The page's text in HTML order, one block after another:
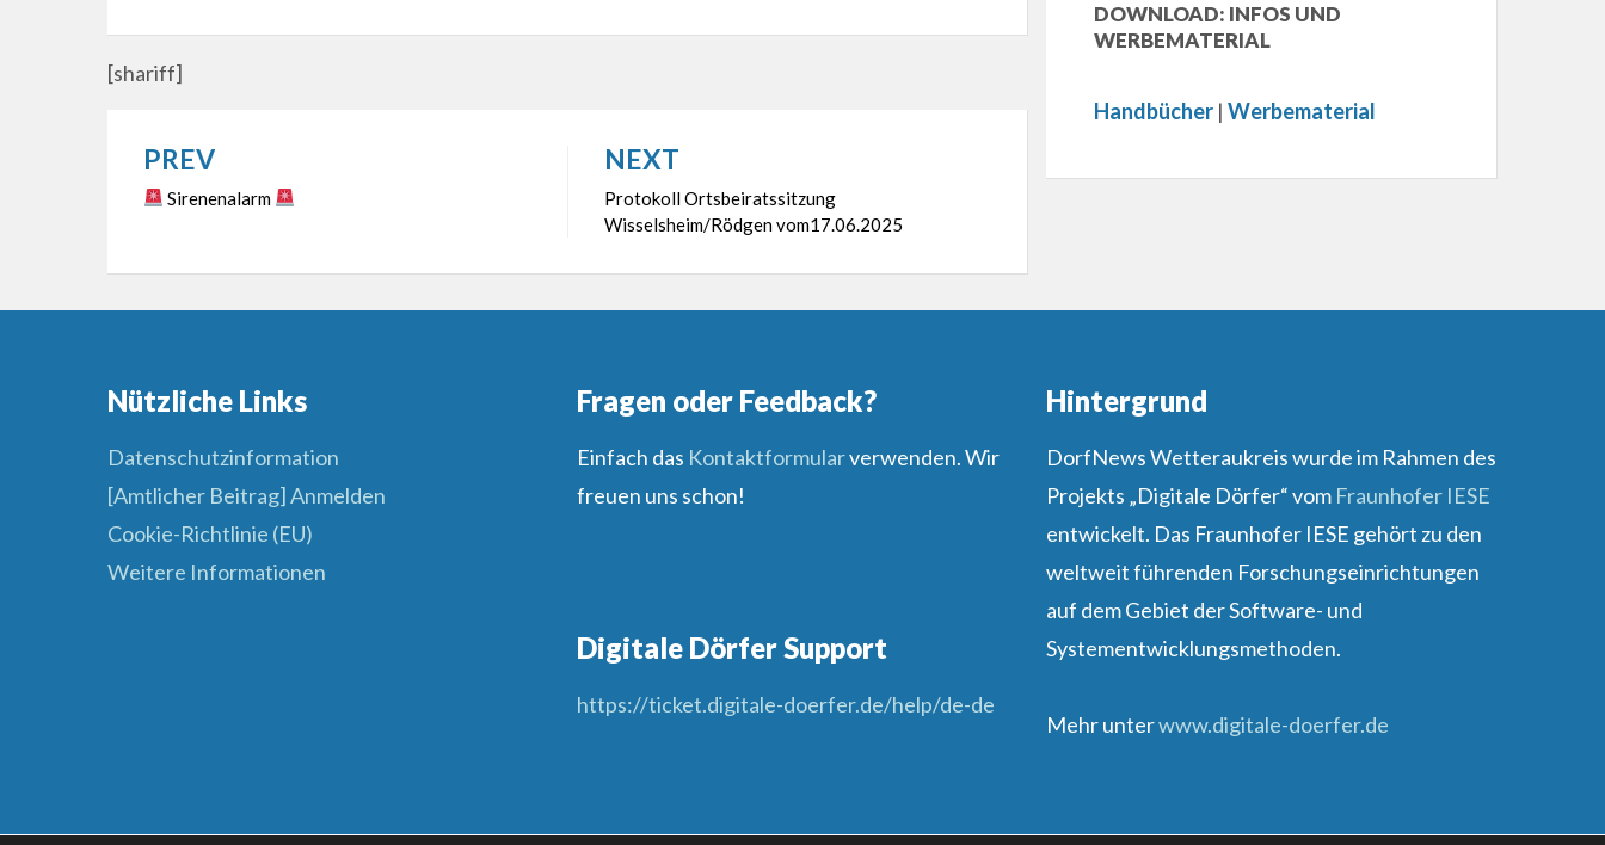
[shariff]
Beitragsnavigation
PREV
Sirenenalarm
NEXT
Protokoll Ortsbeiratssitzung
Wisselsheim/Rödgen vom17.06.2025
DOWNLOAD: INFOS UND
WERBEMATERIAL
Handbücher |Werbematerial
Nützliche Links
Datenschutzinformation
[Amtlicher Beitrag] Anmelden
Cookie-Richtlinie (EU)
Weitere Informationen
Fragen oder Feedback?
Einfach das Kontaktformularverwenden. Wir
freuen uns schon!
Digitale Dörfer Support
https://ticket.digitale-doerfer.de/help/de-de
Hintergrund
DorfNews Wetteraukreis wurde im Rahmen des
Projekts „Digitale Dörfer“ vom Fraunhofer IESE
entwickelt. Das Fraunhofer IESE gehört zu den
weltweit führenden Forschungseinrichtungen
auf dem Gebiet der Software- und
Systementwicklungsmethoden.
Mehr unterwww.digitale-doerfer.de